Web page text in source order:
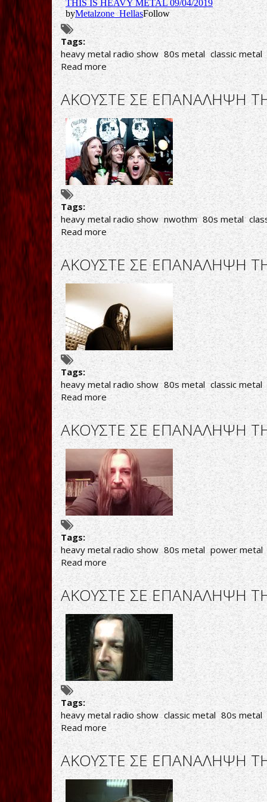
Tags:
heavy metal radio show 80s metal classic metal
Read moreabout
AΚΟΥΣΤΕ
ΣΕ
ΕΠΑΝΑΛΗΨΗ
ΤΗΝ
ΕΚΠΟΜΠΗ
"THIS
IS
HEAVY
METAL"
ΤΗΣ
ΠΑΡΑΣΚΕΥΗΣ
09/04/19
AΚΟΥΣΤΕ ΣΕ ΕΠΑΝΑΛΗΨΗ
Tags:
heavy metal radio show nwothm 80s metal
Read more about
AΚΟΥΣΤΕ
ΣΕ
ΕΠΑΝΑΛΗΨΗ
ΤΗΝ
"THIS
HEAVY
METAL"
ΤΗΣ
ΠΑΡΑΣΚΕΥΗΣ
05/04/19
AΚΟΥΣΤΕ ΣΕ ΕΠΑΝΑΛΗΨΗ
Tags:
heavy metal radio show 80s metal classic metal
Read more about
AΚΟΥΣΤΕ
ΣΕ
ΕΠΑΝΑΛΗΨΗ
ΤΗΝ
ΕΚΠΟΜΠΗ
"THIS
IS
HEAVY
METAL"
ΤΗΣ
ΤΡΙΤΗΣ
02/04/19
AΚΟΥΣΤΕ ΣΕ ΕΠΑΝΑΛΗΨΗ
Tags:
heavy metal radio show 80s metal power metal
Read more about
AΚΟΥΣΤΕ
ΣΕ
ΕΠΑΝΑΛΗΨΗ
ΤΗΝ
ΕΚΠΟΜΠΗ
"THIS
IS
HEAVY
METAL"
ΤΗΣ
ΠΑΡΑΣΚΕΥΗΣ
29/03/19
AΚΟΥΣΤΕ ΣΕ ΕΠΑΝΑΛΗΨΗ
Tags:
heavy metal radio show classic metal 80s metal
Read more about
AΚΟΥΣΤΕ
ΣΕ
ΕΠΑΝΑΛΗΨΗ
ΤΗΝ
ΕΚΠΟΜΠΗ
AΚΟΥΣΤΕ ΣΕ ΕΠΑΝΑΛΗΨΗ